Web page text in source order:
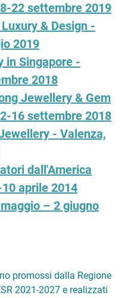
22 settembre 2019
& Design -
2019
in Singapore -
2018
Jewellery & Gem
16 settembre 2018
- Valenza,
dall'America
aprile 2014
– 2 giugno
promossi dalla Regione
2021-2027 e realizzati